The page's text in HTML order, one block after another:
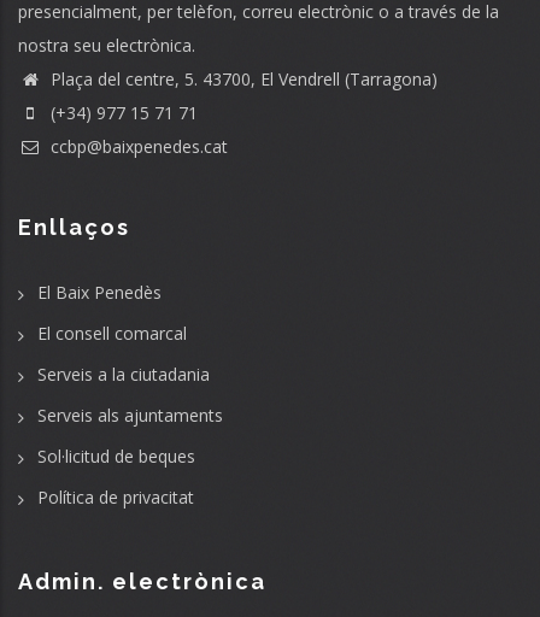
presencialment, per telèfon, correu electrònic o a través de la
nostra seu electrònica.
Plaça del centre, 5. 43700, El Vendrell (Tarragona)
(+34) 977 15 71 71
ccbp@baixpenedes.cat
Enllaços
El Baix Penedès
El consell comarcal
Serveis a la ciutadania
Serveis als ajuntaments
Sol·licitud de beques
Política de privacitat
Admin. electrònica